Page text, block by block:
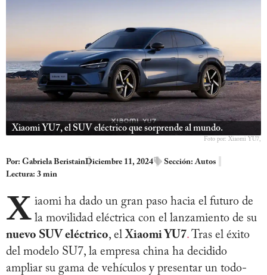
Xiaomi YU7, el SUV eléctrico que sorprende al mundo.
Foto por: Xiaomi YU7,
Por: Gabriela BeristainDiciembre 11, 2024 Sección:Autos
Lectura: 3 min
X iaomi ha dado un gran paso hacia el futuro de
la movilidad eléctrica con el lanzamiento de su
nuevo SUV eléctrico, elXiaomi YU7. Tras el éxito
del modelo SU7, la empresa china ha decidido
ampliar su gama de vehículos y presentar un todo-